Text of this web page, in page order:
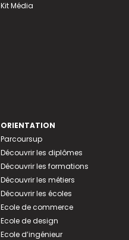
Kit Média
ORIENTATION
Parcoursup
Découvrir les diplômes
Découvrir les formations
Découvrir les métiers
Découvrir les écoles
Ecole de commerce
Ecole de design
Ecole d’ingénieur